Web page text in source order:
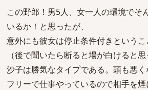
この野郎！男5人、女一人の環境でそ
いるか！と思ったが、
意外にも彼女は停止条件付きというこ
（後で聞いたら断ると場が白けると
沙子は勝気なタイプである。頭も悪く
フリーで仕事やっているので相手を